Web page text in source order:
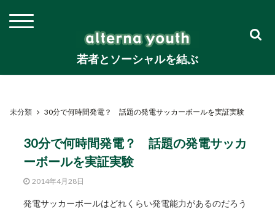
若者とソーシャルを結ぶ
未分類 30分で何時間発電？ 話題の発電サッカーボールを実証実験
30分で何時間発電？ 話題の発電サッカ
ーボールを実証実験
2014年4月28日
発電サッカーボールはどれくらい発電能力があるのだろう